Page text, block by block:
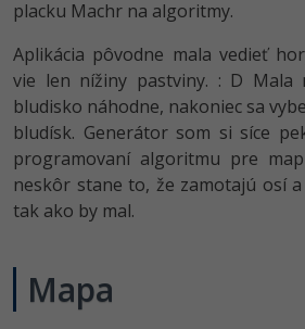
VB.NET
SQL
UML -80%
Algoritmy -41%
Umelá inteligencia
placku Machr na algoritmy.
Aplikácia pôvodne mala vedieť
vie len nížiny pastviny. : D Mala
bludisko náhodne, nakoniec sa
bludísk. Generátor som si síce
programovaní algoritmu pre
neskôr stane to, že zamotajú osí
tak ako by mal.
Mapa